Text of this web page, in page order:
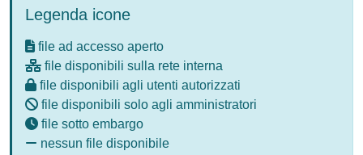
Legenda icone
file ad accesso aperto
file disponibili sulla rete interna
file disponibili agli utenti autorizzati
file disponibili solo agli amministratori
file sotto embargo
nessun file disponibile